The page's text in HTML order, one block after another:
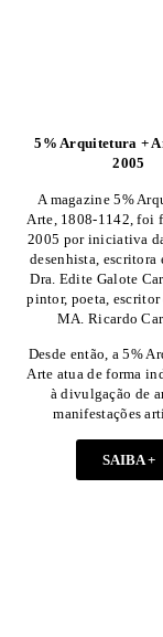
5% Arquitetura +
2005
A magazine 5%
Arte, 1808-1142, foi
2005 por iniciativa
desenhista, escritora
Dra. Edite Galote
pintor, poeta, escritor
MA. Ricardo
Desde então, a 5%
Arte atua de forma
à divulgação de
manifestações
SAIBA +